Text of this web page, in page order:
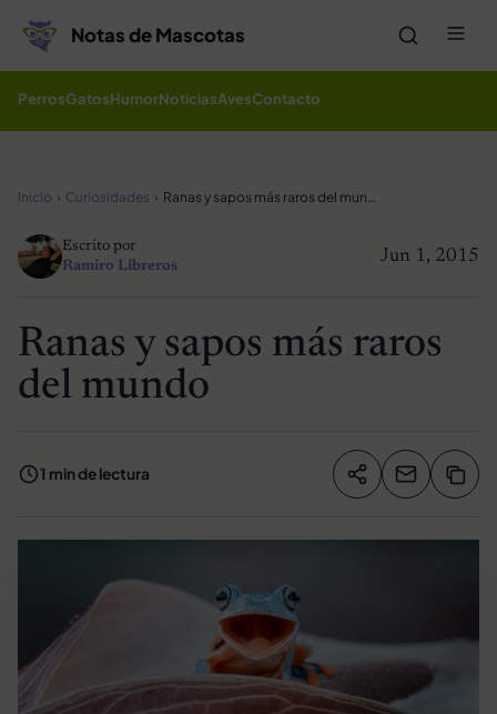
Notas de Mascotas
PerrosGatosHumorNoticiasAvesContacto
Inicio Curiosidades Ranas y sapos más raros del mundo
Jun 1, 2015
Escrito por
Ramiro Libreros
Ranas y sapos más raros
del mundo
1 min de lectura Compartir